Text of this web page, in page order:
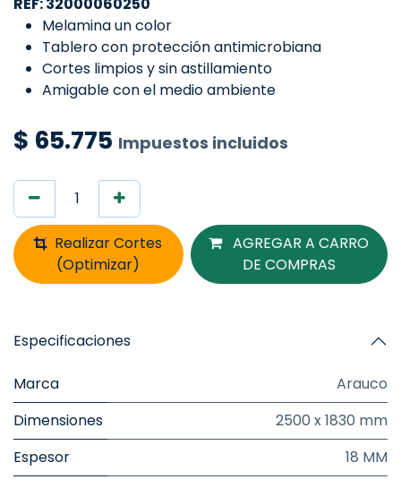
Melamina un color
Tablero con protección antimicrobiana
Cortes limpios y sin astillamiento
Amigable con el medio ambiente
$ 65.775 Impuestos incluidos
Realizar Cortes
(Optimizar)
AGREGAR A CARRO
DE COMPRAS
Especificaciones
Marca
Arauco
Dimensiones
2500 x 1830 mm
Espesor
18 MM